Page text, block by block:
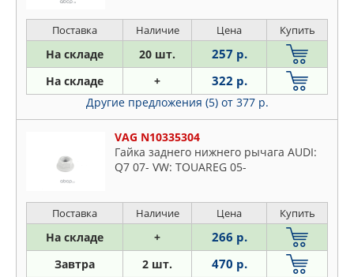
Поставка Наличие Цена Купить
На складе 20 шт. 257 р.
На складе + 322 р.
Другие предложения (5) от 377 р.
VAG N10335304
Гайка заднего нижнего рычага AUDI:
Q7 07- VW: TOUAREG 05-
Поставка Наличие Цена Купить
На складе + 266 р.
Завтра 2 шт. 470 р.